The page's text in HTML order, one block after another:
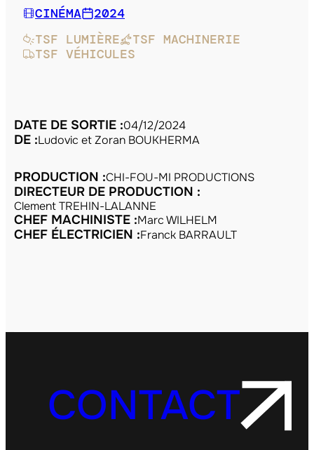
CINÉMA
2024
TSF LUMIÈRE
TSF MACHINERIE
TSF VÉHICULES
DATE DE SORTIE :04/12/2024
DE :Ludovic et Zoran BOUKHERMA
PRODUCTION :CHI-FOU-MI PRODUCTIONS
DIRECTEUR DE PRODUCTION :
Clement TREHIN-LALANNE
CHEF MACHINISTE :Marc WILHELM
CHEF ÉLECTRICIEN :Franck BARRAULT
CONTACT